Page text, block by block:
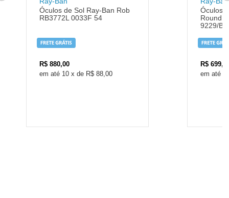
Óculos de Sol Ray-Ban Rob
RB3772L 0033F 54
R$ 880,00
10 x de R$ 88,00
Óculos
Round
9229/B1
R$